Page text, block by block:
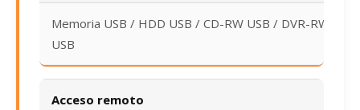
Memoria USB / HDD USB / CD-RW USB / DVR-RW
USB
Acceso remoto